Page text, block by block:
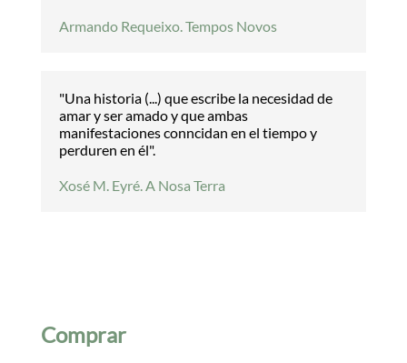
Armando Requeixo. Tempos Novos
"Una historia (...) que escribe la necesidad de
amar y ser amado y que ambas
manifestaciones conncidan en el tiempo y
perduren en él".
Xosé M. Eyré. A Nosa Terra
Comprar